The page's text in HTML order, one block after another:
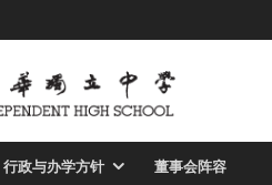
行政与办学方针
董事会阵容